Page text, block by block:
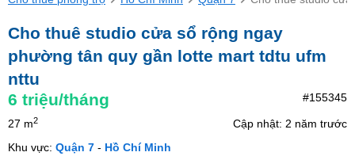
Cho thuê studio cửa sổ rộng ngay
phường tân quy gần lotte mart tdtu ufm
nttu
6 triệu/tháng #155345
27 m2
Cập nhật: 2 năm trước
Khu vực: Quận 7 - Hồ Chí Minh